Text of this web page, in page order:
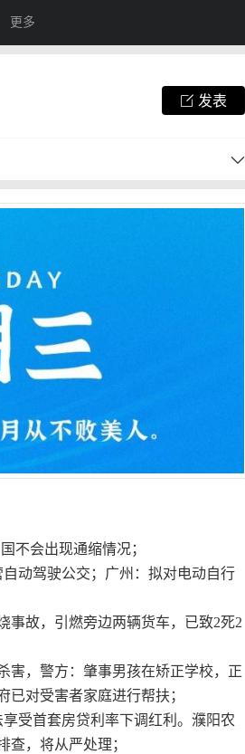
更多
发表
不会出现通缩情况；
动驾驶公交；广州：拟对电动自行
事故，引燃旁边两辆货车，已致2死2
害，警方：肇事男孩在矫正学校，正
对受害者家庭进行帮扶；
受首套房贷利率下调红利。濮阳农
查，将从严处理；